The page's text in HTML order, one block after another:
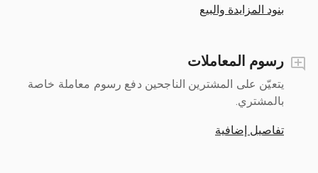
بنود المزايدة والبيع
رسوم المعاملات
يتعيّن على المشترين الناجحين دفع رسوم معاملة خاصة
بالمشتري.
تفاصيل إضافية